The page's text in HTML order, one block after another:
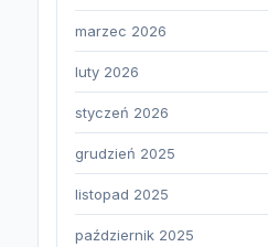
marzec 2026
luty 2026
styczeń 2026
grudzień 2025
listopad 2025
październik 2025